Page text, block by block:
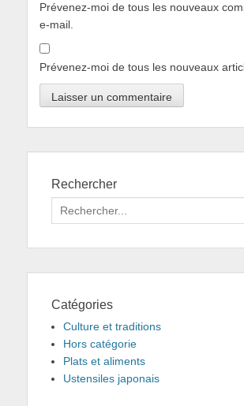
Prévenez-moi de tous les nouveaux
e-mail.
Prévenez-moi de tous les nouveaux
Rechercher
Search
for:
Catégories
Culture et traditions
Hors catégorie
Plats et aliments
Ustensiles japonais